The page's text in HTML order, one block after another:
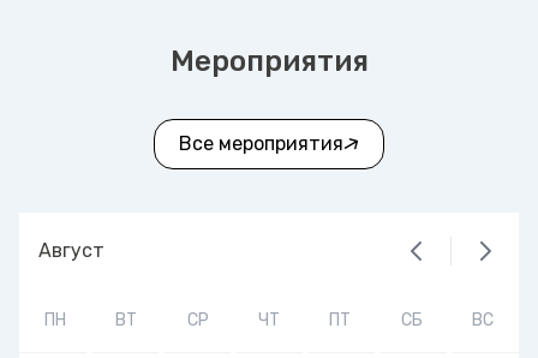
Мероприятия
Все мероприятия
Август
ПН ВТ СР ЧТ ПТ СБ ВС